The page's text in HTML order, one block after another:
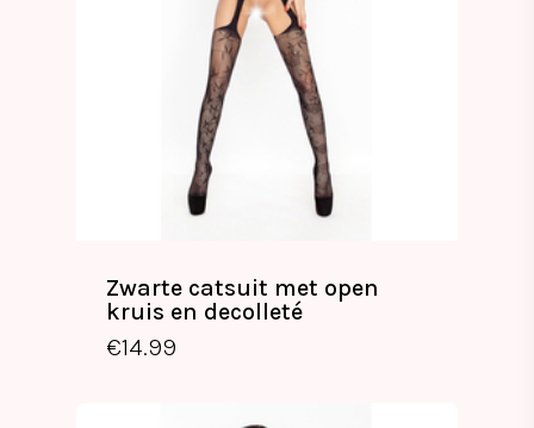
Zwarte catsuit met open
kruis en decolleté
€14.99
€14.99